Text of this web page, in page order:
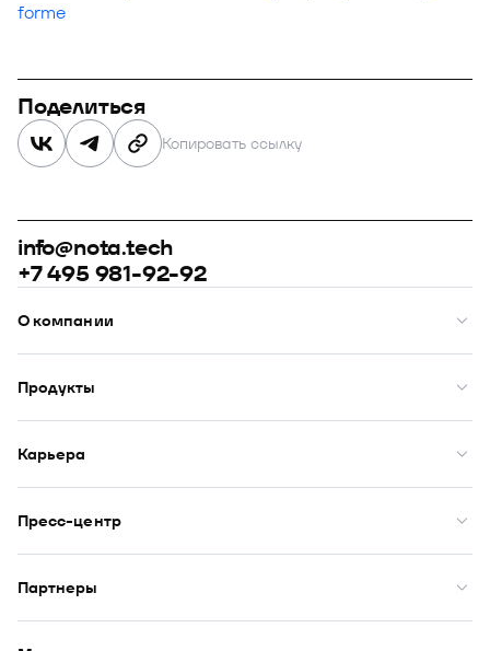
forme
Поделиться
Копировать ссылку
info@nota.tech
+7 495 981-92-92
О компании
О нас
Премии
Рейтинги
Кейсы
Закупки
ИТ-аккредитация
Продукты
Модус
Купол
Сфера
Визор
Юнион
Оазис
Карьера
Вакансии
Бенефиты
Начало карьеры
Пресс-центр
Новости
Публикации
Пресс-кит
Фотоальбомы
Партнеры
Партнеры
Партнерская программа